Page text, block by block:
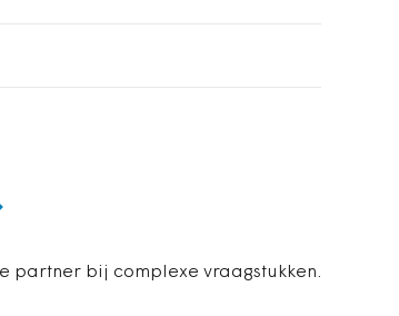
partner bij complexe vraagstukken.